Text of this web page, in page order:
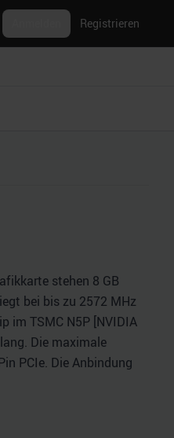
Registrieren
stehen 8 GB
bei bis zu 2572 MHz
im TSMC N5P [NVIDIA
Die maximale
PCIe. Die Anbindung